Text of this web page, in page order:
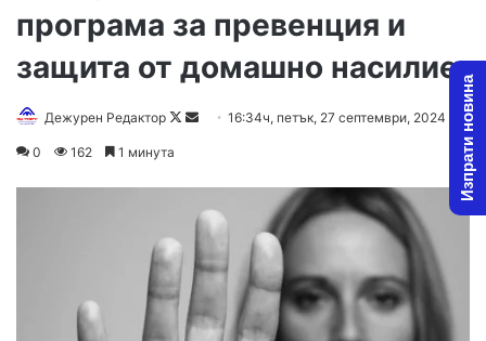
програма за превенция и
защита от домашно насилие
Дежурен Редактор
Follow
Send16:34ч, петък, 27 септември, 2024
0 162 1 минута Изпрати новина